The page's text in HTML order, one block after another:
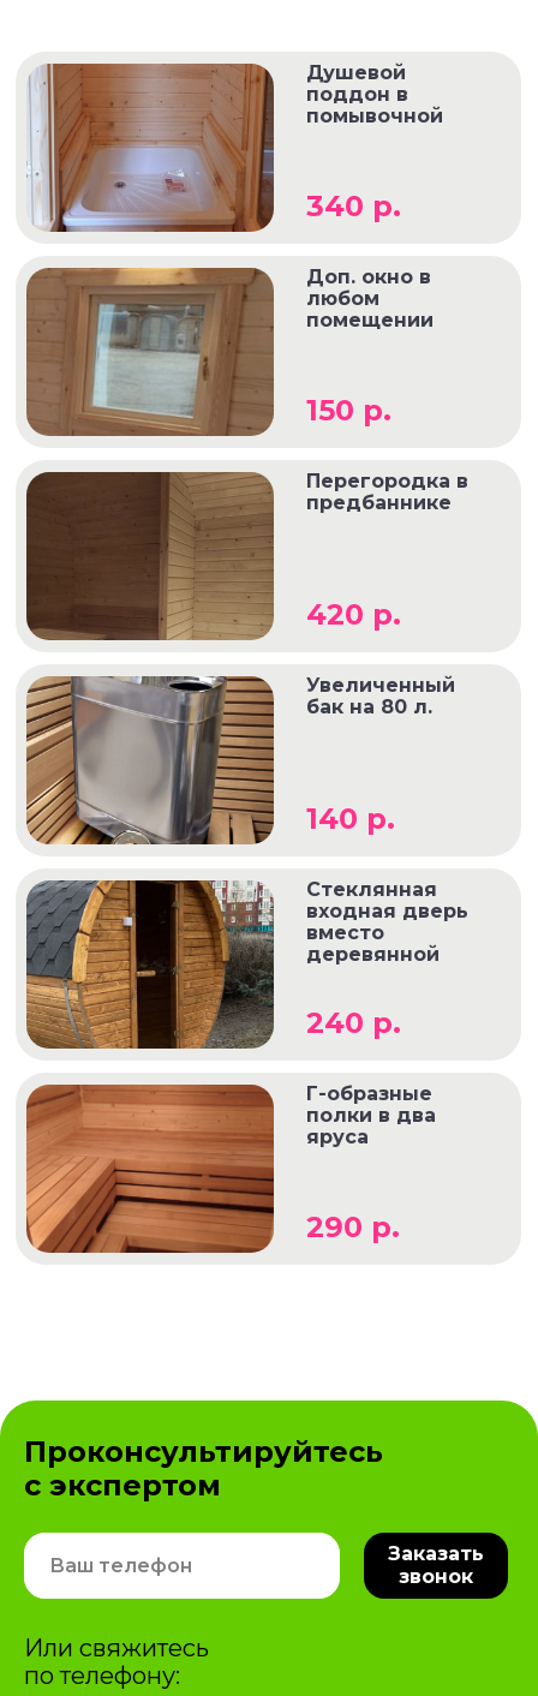
Увеличенный
бак на 80 л.
140 р.
Стеклянная
входная дверь
вместо
деревянной
240 р.
Г-образные
полки в два
яруса
420 р.
Перегородка в
предбаннике
150 р.
Доп. окно в
любом
помещении
340 р.
Душевой
поддон в
помывочной
290 р.
Заказать
звонок
Или свяжитесь
по телефону:
Проконсультируйтесь
с экспертом